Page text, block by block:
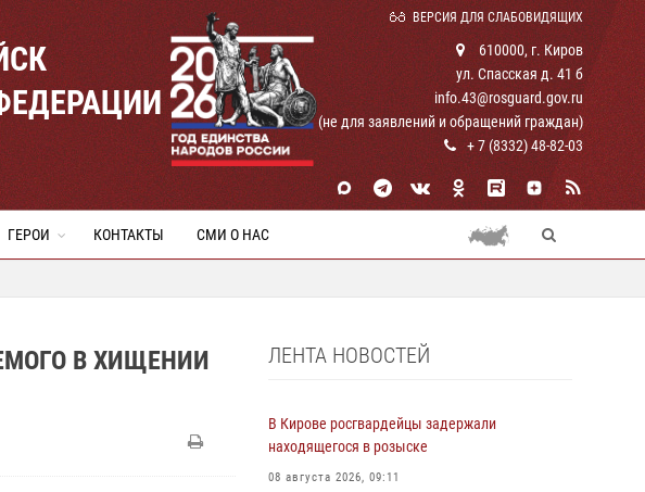
ВЕРСИЯ ДЛЯ СЛАБОВИДЯЩИХ
610000, г. Киров
ул. Спасская д. 41 б
info.43@rosguard.gov.ru
(не для заявлений и обращений граждан)
+ 7 (8332) 48-82-03
ГЕРОИ КОНТАКТЫ СМИ О НАС
В ХИЩЕНИИ
ЛЕНТА НОВОСТЕЙ
В Кирове росгвардейцы задержали
находящегося в розыске
08 августа 2026, 09:11